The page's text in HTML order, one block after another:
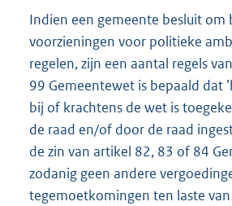
Indien een gemeente besluit om
voorzieningen voor politieke
regelen, zijn een aantal regels
99 Gemeentewet is bepaald dat
bij of krachtens de wet is
de raad en/of door de raad
de zin van artikel 82, 83 of 84
zodanig geen andere
tegemoetkomingen ten laste